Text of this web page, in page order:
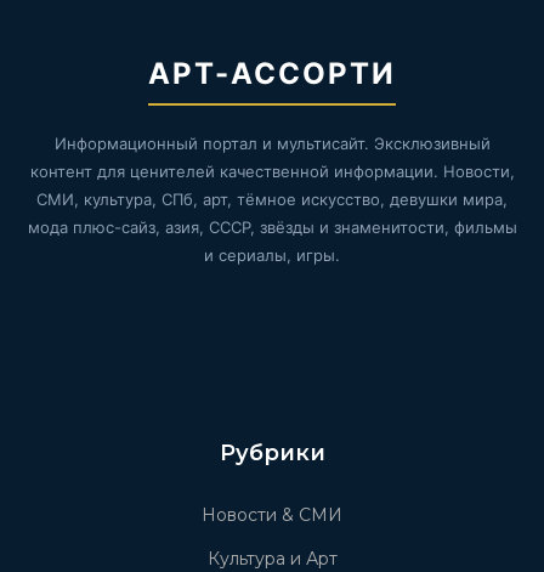
АРТ-АССОРТИ
Информационный портал и мультисайт. Эксклюзивный
контент для ценителей качественной информации. Новости,
СМИ, культура, СПб, арт, тёмное искусство, девушки мира,
мода плюс-сайз, азия, СССР, звёзды и знаменитости, фильмы
и сериалы, игры.
Рубрики
Новости & СМИ
Культура и Арт